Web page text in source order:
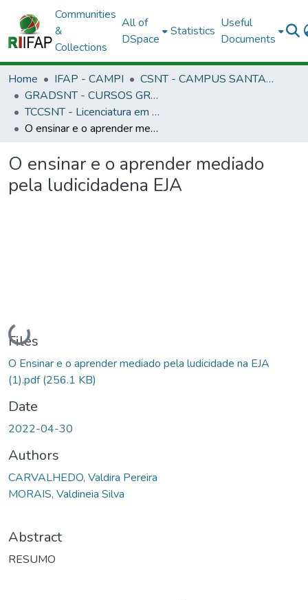
Communities
&
Collections
All of
DSpace
Statistics
Useful
Documents
Home IFAP - CAMPI
CSNT - CAMPUS SANTANA
GRADSNT - CURSOS GRADUAÇÃO - CAMPUS SANTANA
TCCSNT - Licenciatura em Pedagogia - EAD
O ensinar e o aprender mediado pela ludicidadena EJA
O ensinar e o aprender mediado
pela ludicidadena EJA
Loading...
Files
O Ensinar e o aprender mediado pela ludicidade na EJA
(1).pdf(256.1 KB)
Date
2022-04-30
Authors
CARVALHEDO, Valdira Pereira
MORAIS, Valdineia Silva
Abstract
RESUMO